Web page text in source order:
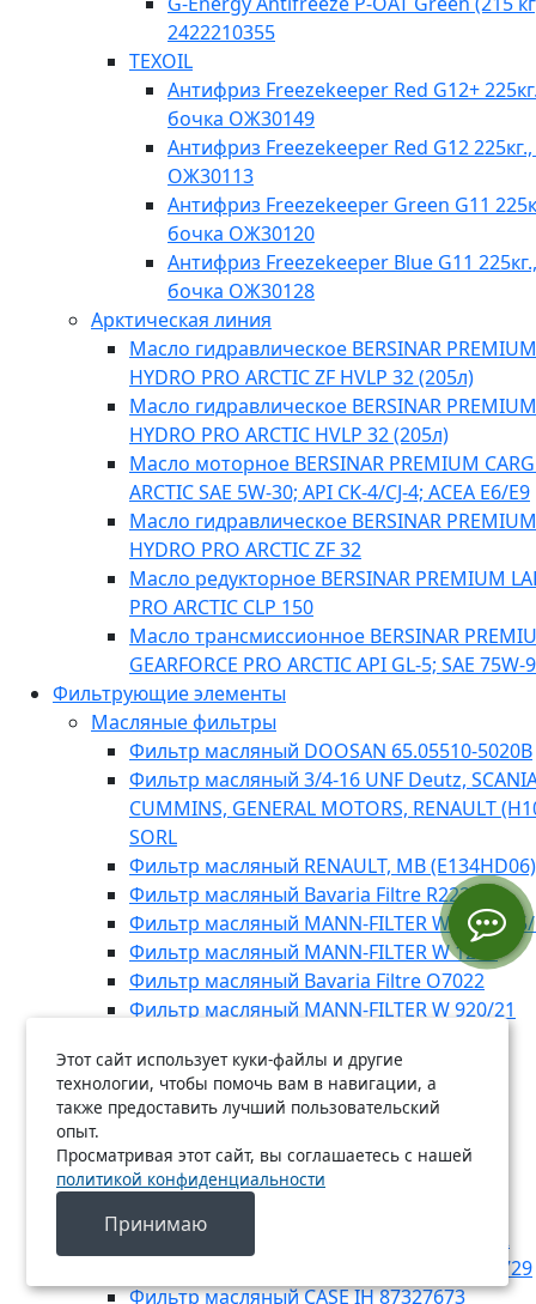
2422210355
TEXOIL
Антифриз Freezekeeper Red G12+
бочка ОЖ30149
Антифриз Freezekeeper Red G12
ОЖ30113
Антифриз Freezekeeper Green G11
бочка ОЖ30120
Антифриз Freezekeeper Blue G11 225кг.,
бочка ОЖ30128
Арктическая линия
Масло гидравлическое BERSINAR PREMIUM
HYDRO PRO ARCTIC ZF HVLP 32 (205л)
Масло гидравлическое BERSINAR PREMIUM
HYDRO PRO ARCTIC HVLP 32 (205л)
Масло моторное BERSINAR PREMIUM
ARCTIC SAE 5W-30; API CK-4/CJ-4; ACEA E6/E9
Масло гидравлическое BERSINAR PREMIUM
HYDRO PRO ARCTIC ZF 32
Масло редукторное BERSINAR PREMIUM
PRO ARCTIC CLP 150
Масло трансмиссионное BERSINAR
GEARFORCE PRO ARCTIC API GL-5; SAE 75W-
Фильтрующие элементы
Масляные фильтры
Фильтр масляный DOOSAN 65.05510-5020B
Фильтр масляный 3/4-16 UNF Deutz,
CUMMINS, GENERAL MOTORS, RENAULT
SORL
Фильтр масляный RENAULT, MB
Фильтр масляный Bavaria Filtre R2225
Фильтр масляный MANN-FILTER WD 13
Фильтр масляный MANN-FILTER W 1223
Фильтр масляный Bavaria Filtre O7022
Фильтр масляный MANN-FILTER W 920/21
Фильтр масляный Bavaria Filtre R2204
Фильтр масляный Bavaria Filtre O7040
Фильтр масляный Bavaria Filtre R2229
Фильтр масляный Bavaria Filtre R2213
Фильтр масляный Bavaria Filtre O1979A
Фильтр масляный DOOSAN 40050800002
Фильтр масляный NEW HOLLAND 84206729
Фильтр масляный CASE IH 87327673
Этот сайт использует куки-файлы и другие
технологии, чтобы помочь вам в навигации, а
также предоставить лучший пользовательский
опыт.
Просматривая этот сайт, вы соглашаетесь с нашей
политикой конфиденциальности
Принимаю